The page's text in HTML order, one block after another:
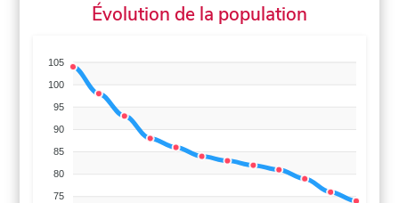
Évolution de la population
105
100
95
90
85
80
75